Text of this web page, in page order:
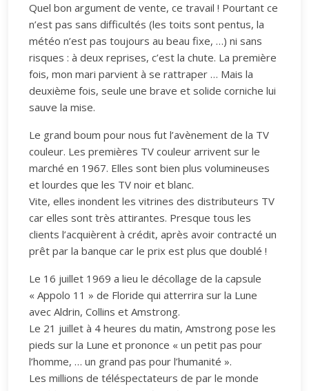
Quel bon argument de vente, ce travail ! Pourtant ce
n’est pas sans difficultés (les toits sont pentus, la
météo n’est pas toujours au beau fixe, …) ni sans
risques : à deux reprises, c’est la chute. La première
fois, mon mari parvient à se rattraper … Mais la
deuxième fois, seule une brave et solide corniche lui
sauve la mise.
Le grand boum pour nous fut l’avènement de la TV
couleur. Les premières TV couleur arrivent sur le
marché en 1967. Elles sont bien plus volumineuses
et lourdes que les TV noir et blanc.
Vite, elles inondent les vitrines des distributeurs TV
car elles sont très attirantes. Presque tous les
clients l’acquièrent à crédit, après avoir contracté un
prêt par la banque car le prix est plus que doublé !
Le 16 juillet 1969 a lieu le décollage de la capsule
« Appolo 11 » de Floride qui atterrira sur la Lune
avec Aldrin, Collins et Amstrong.
Le 21 juillet à 4 heures du matin, Amstrong pose les
pieds sur la Lune et prononce « un petit pas pour
l’homme, … un grand pas pour l’humanité ».
Les millions de téléspectateurs de par le monde